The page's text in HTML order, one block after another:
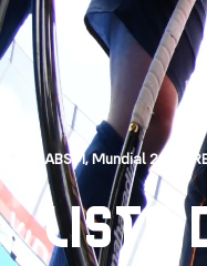
ABSM,Mundial 2026
LISTA